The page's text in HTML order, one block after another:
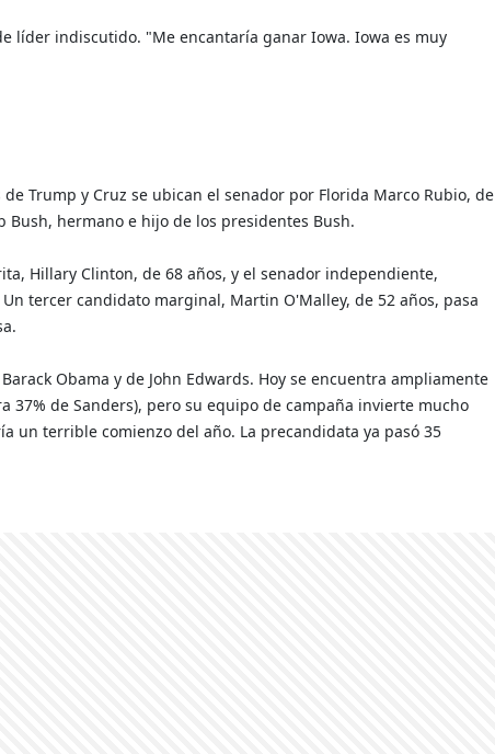
líder indiscutido. "Me encantaría ganar Iowa. Iowa es muy
Trump y Cruz se ubican el senador por Florida Marco Rubio, de
Bush, hermano e hijo de los presidentes Bush.
Hillary Clinton, de 68 años, y el senador independiente,
tercer candidato marginal, Martin O'Malley, de 52 años, pasa
Obama y de John Edwards. Hoy se encuentra ampliamente
37% de Sanders), pero su equipo de campaña invierte mucho
un terrible comienzo del año. La precandidata ya pasó 35